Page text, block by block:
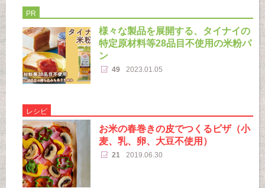
PR
様々な製品を展開する、タイナイの
特定原材料等28品目不使用の米粉パ
ン
49 2023.01.05
レシピ
お米の春巻きの皮でつくるピザ（小
麦、乳、卵、大豆不使用）
21 2019.06.30